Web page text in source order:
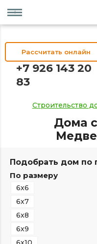
Рассчитать онлайн
+7 926 143 20
83
Строительство
Дома
Подобрать дом по
По размеру
6х6
6х7
6х8
6х9